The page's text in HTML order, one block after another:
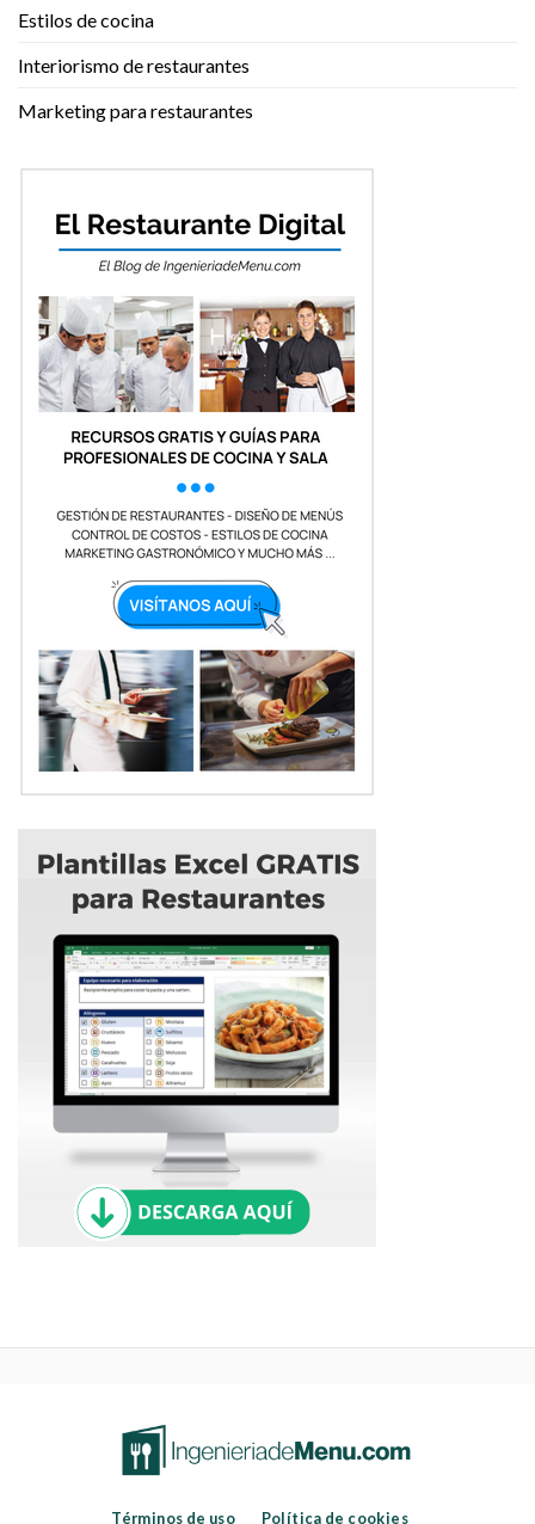
Estilos de cocina
Interiorismo de restaurantes
Marketing para restaurantes
Términos de uso Política de cookies